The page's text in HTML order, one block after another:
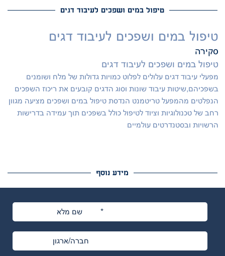
טיפול במים ושפכים לעיבוד דגים
טיפול במים ושפכים לעיבוד דגים
סקירה
טיפול במים ושפכים לעיבוד דגים
מפעלי עיבוד דגים עלולים לפלוט כמויות גדולות של מלח ושומנים
בשפכיהם,שיטות עיבוד שונות וסוג הדגים קובעים את ריכוז השפכים
הנפלטים מהמפעל טריטמנט הנדסת טיפול במים ושפכים מציעה מגוון
רחב של טכנולוגיות וציוד לטיפול כולל בשפכים תוך עמידה בדרישות
הרשויות ובסטנדרטים עולמיים
מידע נוסף